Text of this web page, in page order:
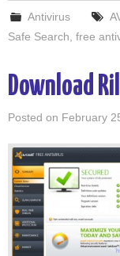
Antivirus
Safe Search free
Download
Posted on February